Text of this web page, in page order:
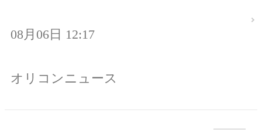
08月06日 12:17
オリコンニュース